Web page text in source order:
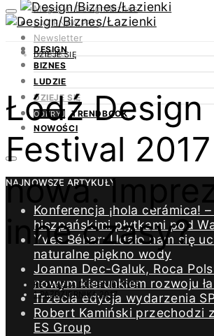
Magazyn Design/Biznes
ŁAZIENKA.PRO
Newsletter
Kontakt
DESIGN
BIZNES
LUDZIE
DZIEJE SIĘ
ODKRYJ TRENDBOOK
NOWOŚCI
NAJNOWSZE ARTYKUŁY
Konferencja ¡hola cerámica!
hiszpańskimi płytkami pod
Yves Béhar: Udało nam się
naturalne piękno wody
Joanna Dec-Galuk, Roca
nowym kierunkiem rozwoju
Trzecia edycja wydarzenia
Robert Kamiński przechodzi
ES Group
DZIEJE SIĘ
Łódź Design
Festival
nowa.
inne czasy?
REDAKCJA DESIGN/BIZNES
1 PAŹDZIERNIKA 2017